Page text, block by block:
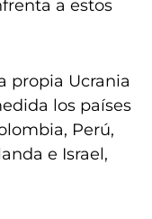
a estos
propia Ucrania
los países
Perú,
e Israel,